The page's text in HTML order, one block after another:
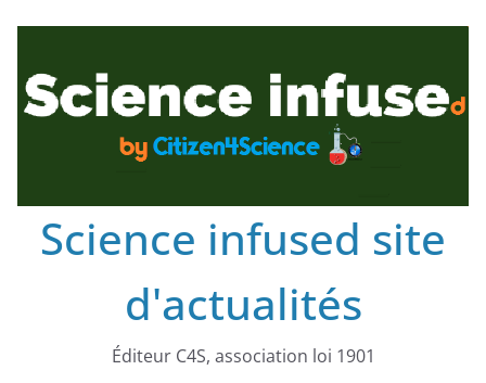
Science infused site
d'actualités
Éditeur C4S, association loi 1901